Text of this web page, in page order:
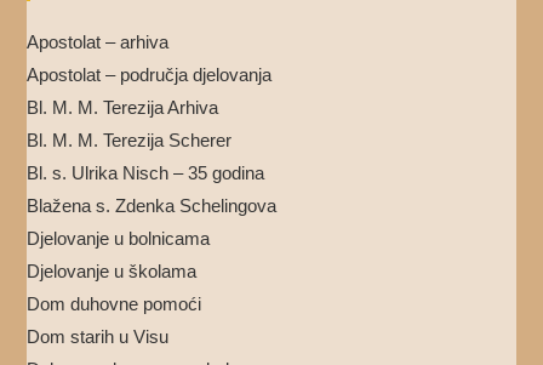
Apostolat – arhiva
Apostolat – područja djelovanja
Bl. M. M. Terezija Arhiva
Bl. M. M. Terezija Scherer
Bl. s. Ulrika Nisch – 35 godina
Blažena s. Zdenka Schelingova
Djelovanje u bolnicama
Djelovanje u školama
Dom duhovne pomoći
Dom starih u Visu